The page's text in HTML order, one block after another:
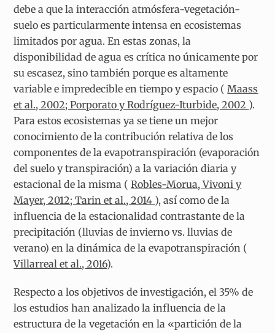
debe a que la interacción atmósfera-vegetación-
suelo es particularmente intensa en ecosistemas
limitados por agua. En estas zonas, la
disponibilidad de agua es crítica no únicamente por
su escasez, sino también porque es altamente
variable e impredecible en tiempo y espacio ( Maass
et al., 2002; Porporato y Rodríguez-Iturbide, 2002 ).
Para estos ecosistemas ya se tiene un mejor
conocimiento de la contribución relativa de los
componentes de la evapotranspiración (evaporación
del suelo y transpiración) a la variación diaria y
estacional de la misma (Robles-Morua, Vivoni y
Mayer, 2012; Tarin et al., 2014 ), así como de la
influencia de la estacionalidad contrastante de la
precipitación (lluvias de invierno vs. lluvias de
verano) en la dinámica de la evapotranspiración (
Villarreal et al., 2016).
Respecto a los objetivos de investigación, el 35% de
los estudios han analizado la influencia de la
estructura de la vegetación en la «partición de la